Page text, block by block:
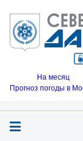
На месяц
Прогноз погоды в